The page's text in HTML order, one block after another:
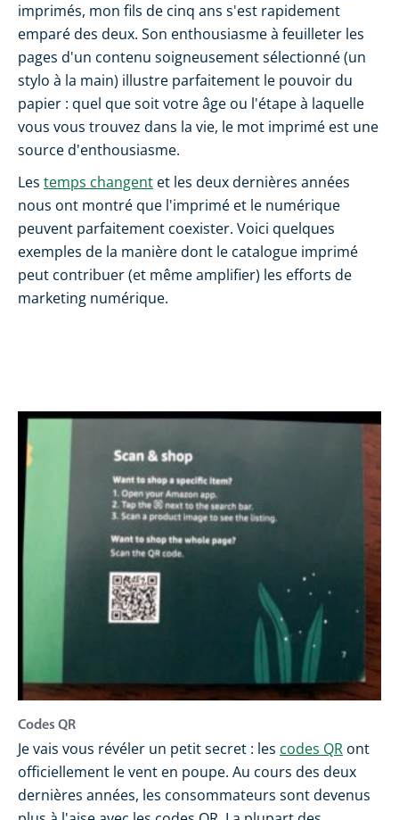
imprimés, mon fils de cinq ans s'est rapidement
emparé des deux. Son enthousiasme à feuilleter les
pages d'un contenu soigneusement sélectionné (un
stylo à la main) illustre parfaitement le pouvoir du
papier : quel que soit votre âge ou l'étape à laquelle
vous vous trouvez dans la vie, le mot imprimé est une
source d'enthousiasme.
Les temps changent et les deux dernières années
nous ont montré que l'imprimé et le numérique
peuvent parfaitement coexister. Voici quelques
exemples de la manière dont le catalogue imprimé
peut contribuer (et même amplifier) les efforts de
marketing numérique.
Codes QR
Je vais vous révéler un petit secret : les codes QR ont
officiellement le vent en poupe. Au cours des deux
dernières années, les consommateurs sont devenus